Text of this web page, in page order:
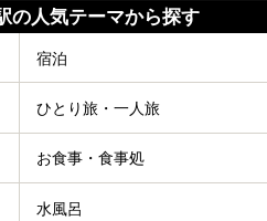
の人気テーマから探す
宿泊
ひとり旅・一人旅
お食事・食事処
水風呂